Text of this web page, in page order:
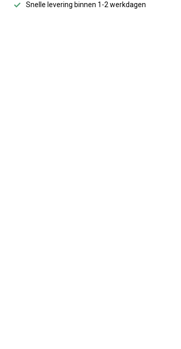
Snelle levering binnen 1-2 werkdagen